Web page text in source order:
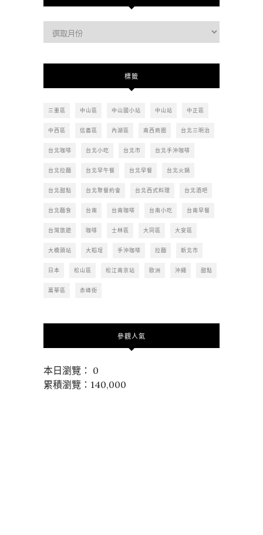
去
標籤
三重區 中山區 中山國小站 中山站 中正區
中西區 信義區 內湖區 南西商圈 台北三明治
台北咖啡 台北小吃 台北市 台北手沖咖啡
台北拉麵 台北早午餐 台北早餐 台北火鍋
台北甜點 台北聚餐約會 台北西式料理 台北酒吧
台北麵食 台南 台南咖啡 台南小吃 台南早餐
台灣旅遊 咖啡 士林區 大同區 大安區
大橋頭站 大稻埕 手沖咖啡 拉麵 新北市
日本 松山區 松江南京站 歐洲 沖繩 甜點
萬華區 赤峰街
參觀人氣
本日瀏覽： 0
累積瀏覽：140,000